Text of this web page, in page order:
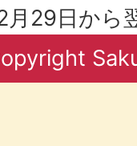
月29日か